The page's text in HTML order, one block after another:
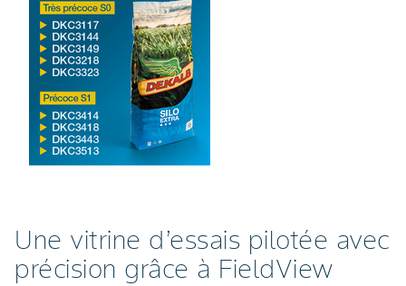
Une vitrine d’essais pilotée avec
précision grâce à FieldView